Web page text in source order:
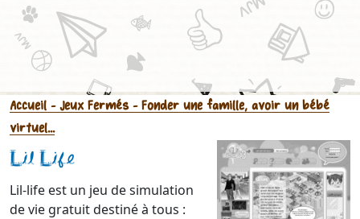
Accueil - Jeux Fermés- Fonder une famille, avoir un bébé
virtuel...
Lil Life
Lil-life est un jeu de simulation
de vie gratuit destiné à tous :